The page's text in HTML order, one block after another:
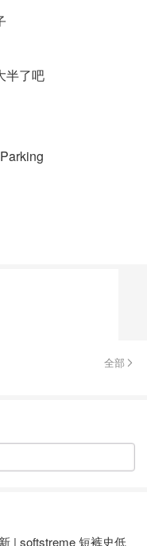
半了吧
全部
| softstreme 短裤史低